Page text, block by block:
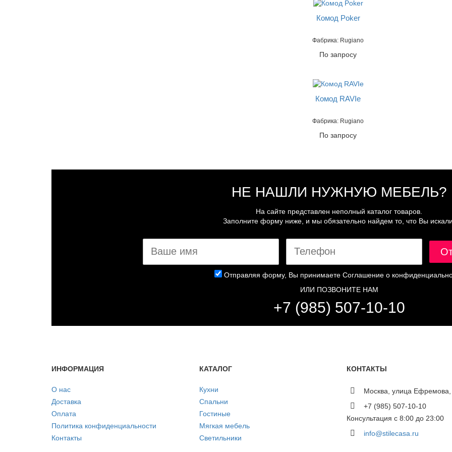
Комод Poker
Фабрика: Rugiano
По запросу
Комод RAVIe
Фабрика: Rugiano
По запросу
НЕ НАШЛИ НУЖНУЮ МЕБЕЛЬ?
На сайте представлен неполный каталог товаров.
Заполните форму ниже, и мы обязательно найдем то, что Вы
Отправляя форму, Вы принимаете Соглашение о
ИЛИ ПОЗВОНИТЕ НАМ
+7 (985) 507-10-10
ИНФОРМАЦИЯ
О нас
Доставка
Оплата
Политика конфиденциальности
Контакты
КАТАЛОГ
Кухни
Спальни
Гостиные
Мягкая мебель
Светильники
КОНТАКТЫ
Москва, улица
+7 (985) 507-10-10
Консультация с 8:00 до 23:00
info@stilecasa.ru